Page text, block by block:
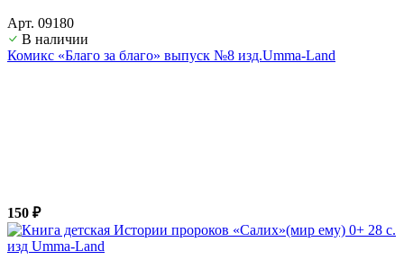
Арт. 09180
В наличии
Комикс «Благо за благо» выпуск №8 изд.Umma-Land
150 ₽